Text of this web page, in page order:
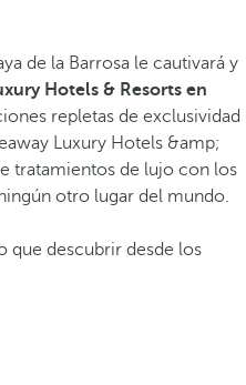
de la Barrosa le cautivará y
Hotels & Resorts en
repletas de exclusividad
Luxury Hotels &amp;
tratamientos de lujo con los
otro lugar del mundo.
que descubrir desde los